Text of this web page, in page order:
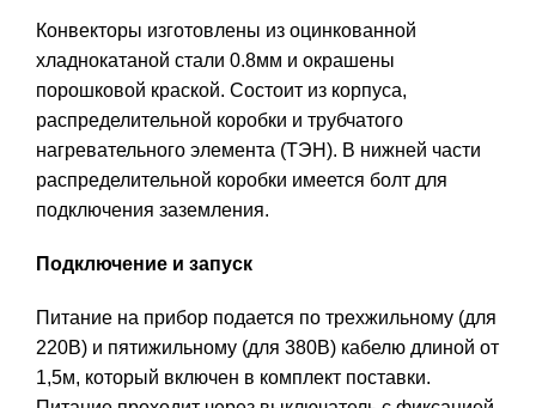
Конвекторы изготовлены из оцинкованной
хладнокатаной стали 0.8мм и окрашены
порошковой краской. Состоит из корпуса,
распределительной коробки и трубчатого
нагревательного элемента (ТЭН). В нижней части
распределительной коробки имеется болт для
подключения заземления.
Подключение и запуск
Питание на прибор подается по трехжильному (для
220В) и пятижильному (для 380В) кабелю длиной от
1,5м, который включен в комплект поставки.